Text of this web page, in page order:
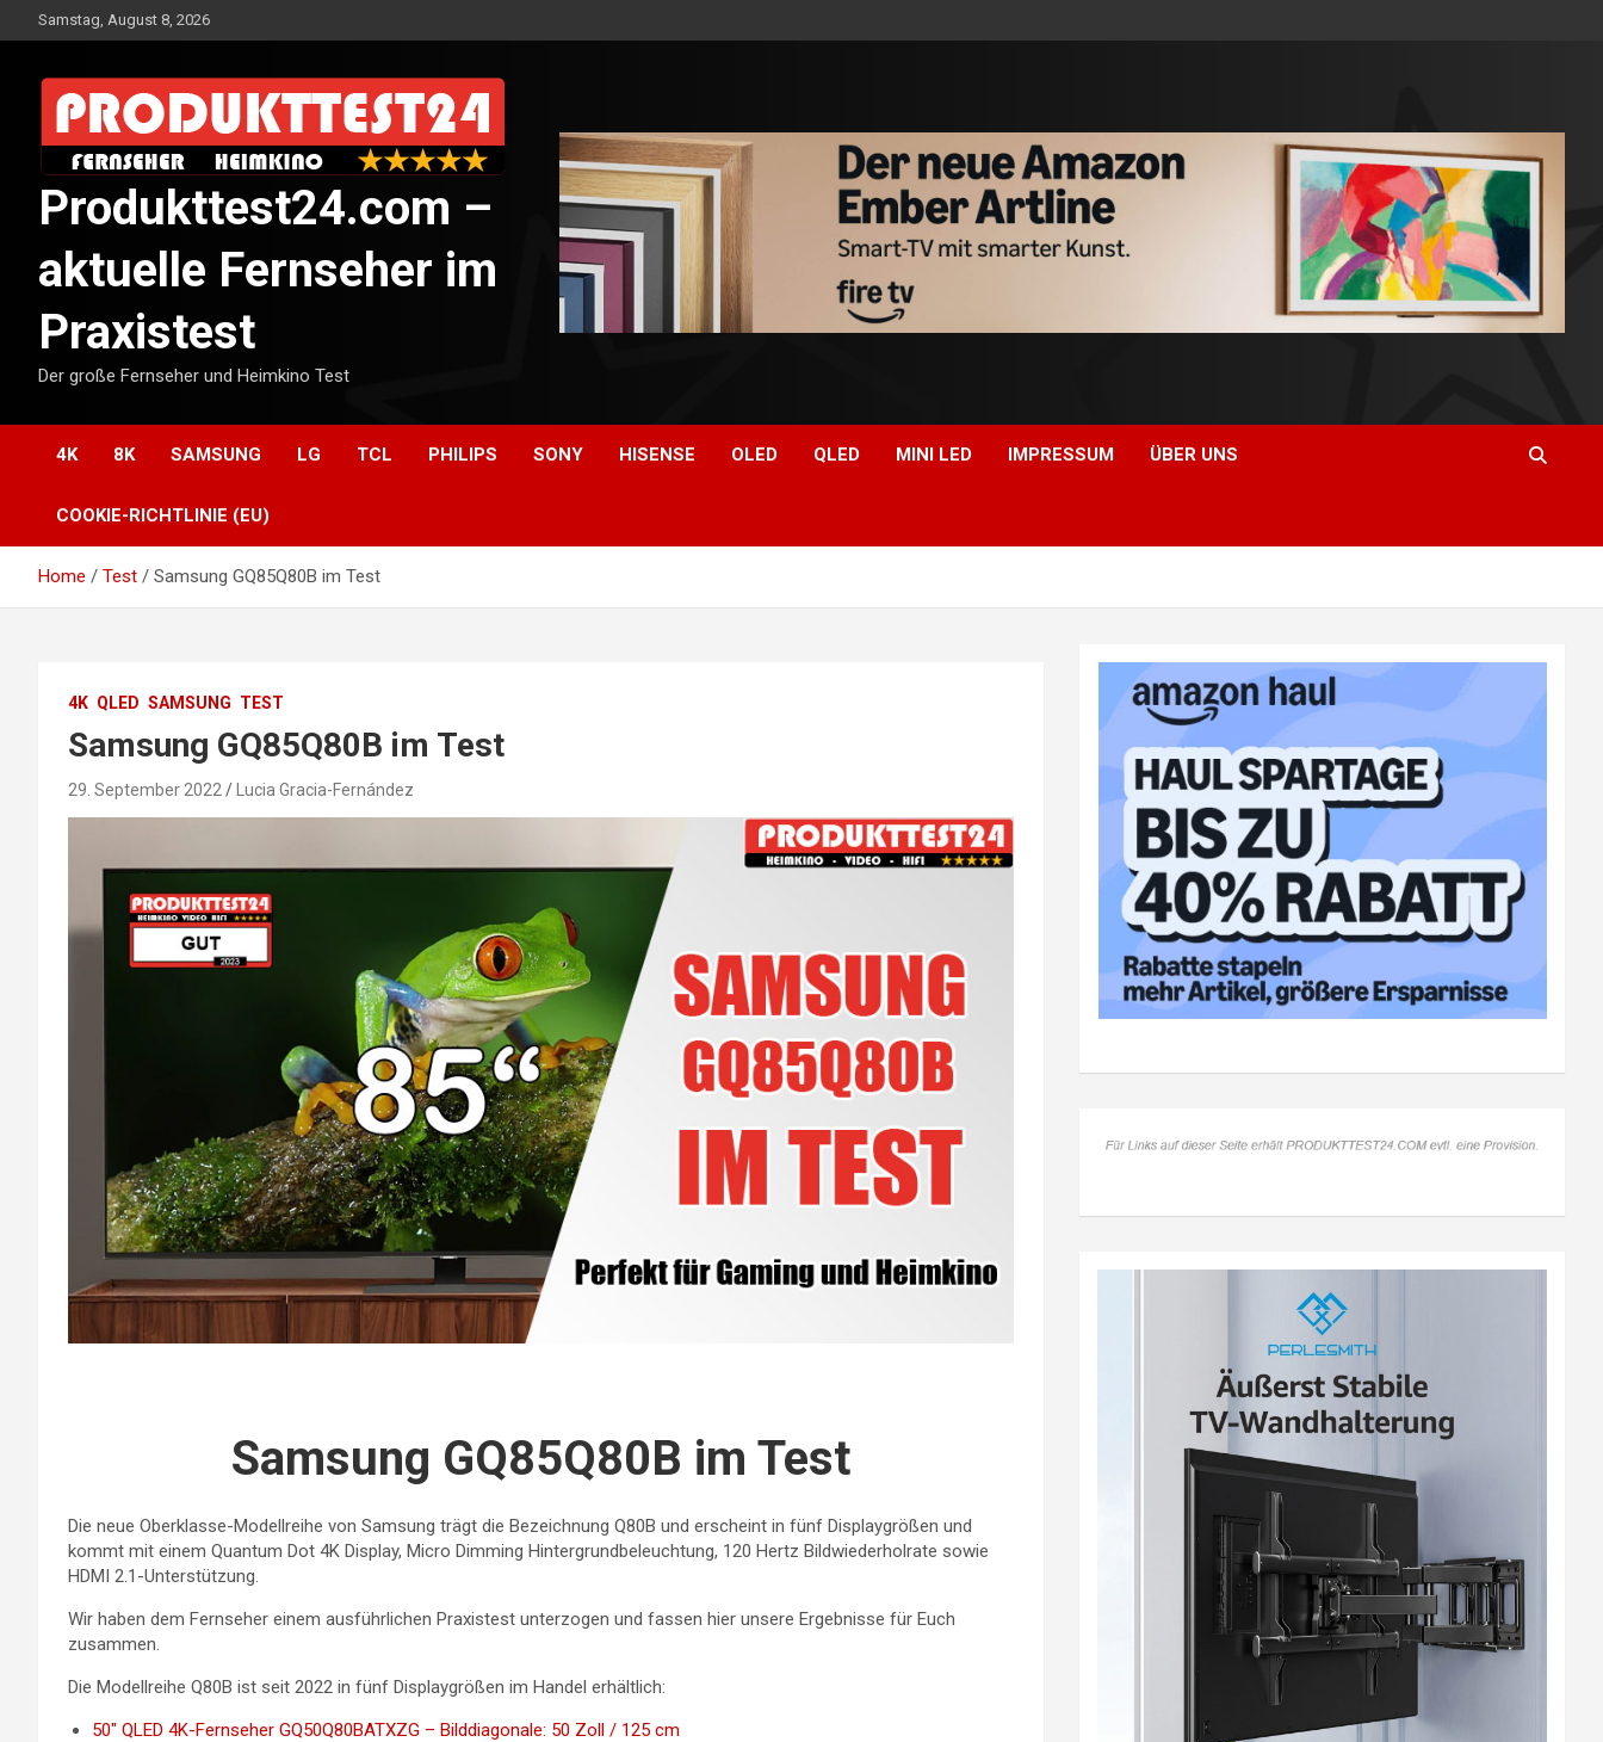
to
Samstag, August 8, 2026
Produkttest24.com –
aktuelle Fernseher im
Praxistest
Der große Fernseher und Heimkino Test
4K 8K SAMSUNG LG TCL PHILIPS SONY HISENSE OLED QLED MINI LED IMPRESSUM ÜBER UNS
COOKIE-RICHTLINIE (EU)
Home Test Samsung GQ85Q80B im Test
4K QLED SAMSUNG TEST
Samsung GQ85Q80B im Test
29. September 2022 Lucia Gracia-Fernández
Samsung GQ85Q80B im Test
Die neue Oberklasse-Modellreihe von Samsung trägt die Bezeichnung Q80B und erscheint in fünf Displaygrößen und
kommt mit einem Quantum Dot 4K Display, Micro Dimming Hintergrundbeleuchtung, 120 Hertz Bildwiederholrate sowie
HDMI 2.1-Unterstützung.
Wir haben dem Fernseher einem ausführlichen Praxistest unterzogen und fassen hier unsere Ergebnisse für Euch
zusammen.
Die Modellreihe Q80B ist seit 2022 in fünf Displaygrößen im Handel erhältlich:
50″ QLED 4K-Fernseher GQ50Q80BATXZG – Bilddiagonale: 50 Zoll / 125 cm